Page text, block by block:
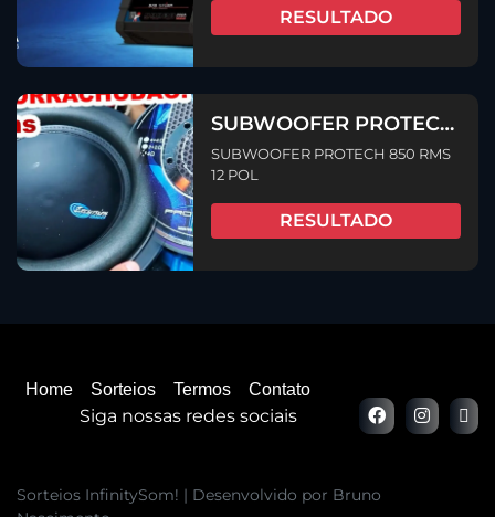
RESULTADO
SUBWOOFER PROTECH
850 RMS 12 POL
SUBWOOFER PROTECH 850 RMS
12 POL
RESULTADO
Home Sorteios Termos Contato
Siga nossas redes sociais
Sorteios InfinitySom! | Desenvolvido por Bruno